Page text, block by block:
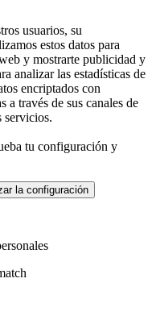
usuarios, su
estos datos para
y mostrarte publicidad y
analizar las estadísticas de
encriptados con
a través de sus canales de
servicios.
tu configuración y
la configuración